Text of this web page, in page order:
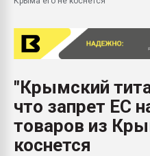
"Крымский
что запрет ЕС
товаров из
коснется